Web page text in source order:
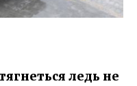
ледь не